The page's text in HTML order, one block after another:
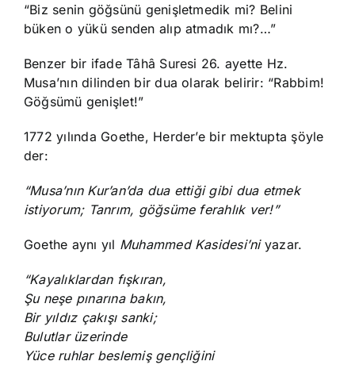
“Biz senin göğsünü genişletmedik mi? Belini
büken o yükü senden alıp atmadık mı?…”
Benzer bir ifade Tâhâ Suresi 26. ayette Hz.
Musa’nın dilinden bir dua olarak belirir: “Rabbim!
Göğsümü genişlet!”
1772 yılında Goethe, Herder’e bir mektupta şöyle
der:
“Musa’nın Kur’an’da dua ettiği gibi dua etmek
istiyorum; Tanrım, göğsüme ferahlık ver!”
Goethe aynı yıl Muhammed Kasidesi’niyazar.
“Kayalıklardan fışkıran,
Şu neşe pınarına bakın,
Bir yıldız çakışı sanki;
Bulutlar üzerinde
Yüce ruhlar beslemiş gençliğini